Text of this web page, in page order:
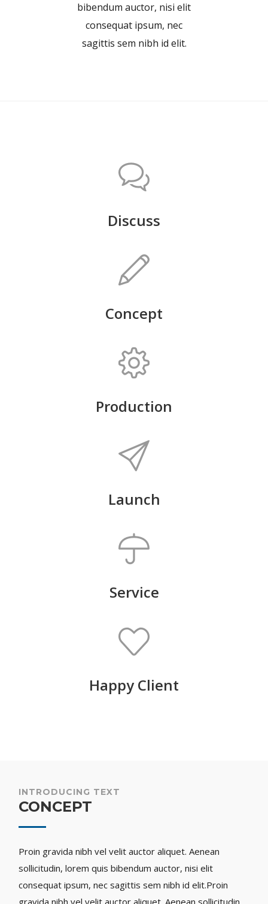
bibendum auctor, nisi elit
consequat ipsum, nec
sagittis sem nibh id elit.
Discuss
Concept
Production
Launch
Service
Happy Client
INTRODUCING TEXT
CONCEPT
Proin gravida nibh vel velit auctor aliquet. Aenean
sollicitudin, lorem quis bibendum auctor, nisi elit
consequat ipsum, nec sagittis sem nibh id elit.Proin